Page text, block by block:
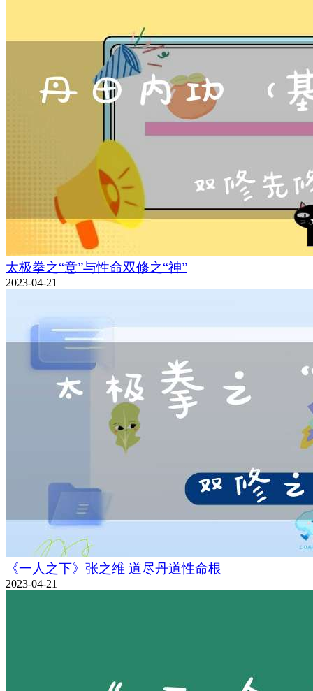
太极拳之“意”与性命双修之“神”
2023-04-21
《一人之下》张之维 道尽丹道性命根
2023-04-21